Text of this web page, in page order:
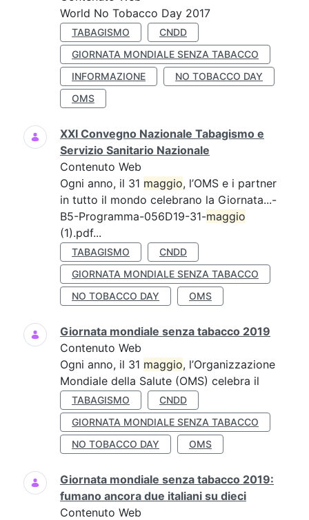
World No Tobacco Day 2017
TABAGISMO
CNDD
GIORNATA MONDIALE SENZA TABACCO
INFORMAZIONE
NO TOBACCO DAY
OMS
XXI Convegno Nazionale Tabagismo e
Servizio Sanitario Nazionale
Contenuto Web
Ogni anno, il 31 maggio, l’OMS e i partner
in tutto il mondo celebrano la Giornata...-
B5-Programma-056D19-31-maggio
(1).pdf...
TABAGISMO
CNDD
GIORNATA MONDIALE SENZA TABACCO
NO TOBACCO DAY
OMS
Giornata mondiale senza tabacco 2019
Contenuto Web
Ogni anno, il 31 maggio, l’Organizzazione
Mondiale della Salute (OMS) celebra il
TABAGISMO
CNDD
GIORNATA MONDIALE SENZA TABACCO
NO TOBACCO DAY
OMS
Giornata mondiale senza tabacco 2019:
fumano ancora due italiani su dieci
Contenuto Web